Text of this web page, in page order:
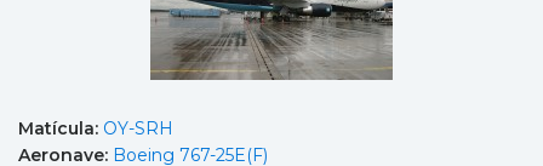
Matícula: OY-SRH
Aeronave: Boeing 767-25E(F)